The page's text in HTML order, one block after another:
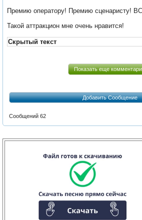
Премию оператору! Премию сценаристу!
Такой аттракцион мне очень нравится!
Скрытый текст
Показать еще
Добавить Сообщение
Сообщений 62